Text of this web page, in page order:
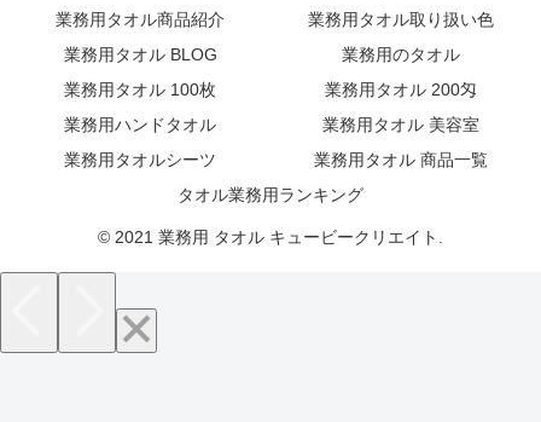
業務用タオル商品紹介
業務用タオル取り扱い色
業務用タオル BLOG
業務用のタオル
業務用タオル 100枚
業務用タオル 200匁
業務用ハンドタオル
業務用タオル 美容室
業務用タオルシーツ
業務用タオル 商品一覧
タオル業務用ランキング
© 2021 業務用 タオル キュービークリエイト.